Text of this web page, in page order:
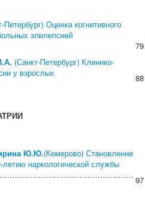
Петербург) Оценка когнитивного
эпилепсией
(Санкт-Петербург) Клинико-
у взрослых
79
88
Ю.Ю.(Кемерово) Становление
летию наркологической службы
97